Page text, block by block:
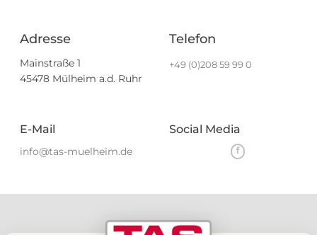
Adresse
Mainstraße 1
45478 Mülheim a.d. Ruhr
Telefon
+49 (0)208 59 99 0
E-Mail
info@tas-muelheim.de
Social Media